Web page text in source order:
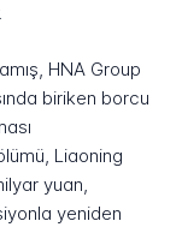
HNA Group
biriken borcu
Liaoning
yuan,
yeniden